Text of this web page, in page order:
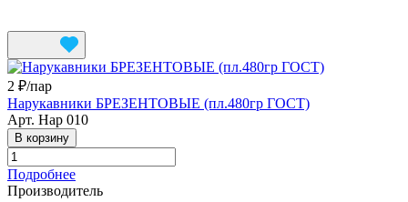
2 ₽/пар
Нарукавники БРЕЗЕНТОВЫЕ (пл.480гр ГОСТ)
Арт. Нар 010
В корзину
Подробнее
Производитель